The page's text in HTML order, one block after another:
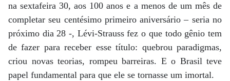
na sextafeira 30, aos 100 anos e a menos de um mês de
completar seu centésimo primeiro aniversário – seria no
próximo dia 28 -, Lévi-Strauss fez o que todo gênio tem
de fazer para receber esse título: quebrou paradigmas,
criou novas teorias, rompeu barreiras. E o Brasil teve
papel fundamental para que ele se tornasse um imortal.